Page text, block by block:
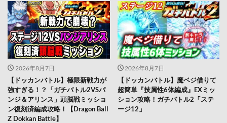
2026年8月7日
【ドッカンバトル】極限新戦力が
強すぎる！？「ガチバトル2VSパ
ンジ＆アリンス」頭脳戦ミッショ
ン復刻済編成攻略！【Dragon Ball
Z Dokkan Battle】
2026年8月7日
【ドッカンバトル】魔ベジ借りて
超簡単『技属性6体編成』EXミッ
ション攻略！ガチバトル2「ステ
ージ12」